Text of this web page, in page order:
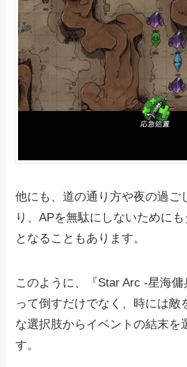
他にも、道の通り方や夜の過ご
り、APを無駄にしないために
となることもあります。
このように、『Star Arc -星海
って倒すだけでなく、時には敵
な選択肢からイベントの結末を
す。